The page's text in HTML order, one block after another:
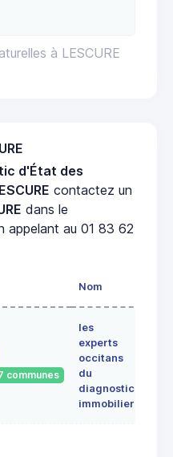
à LESCURE
d'État des
contactez un
dans le
appelant au 01 83 62
Nom
communes
les
experts
occitans
du
diagnostic
immobilier